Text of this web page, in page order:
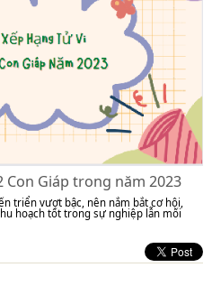
Con Giáp trong năm 2023
triển vượt bậc, nên nắm bắt cơ hội,
hoạch tốt trong sự nghiệp lẫn mối